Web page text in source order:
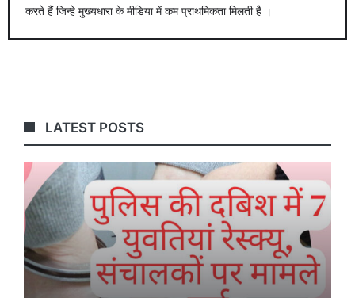
करते हैं जिन्हे मुख्यधारा के मीडिया में कम प्राथमिकता मिलती है ।
LATEST POSTS